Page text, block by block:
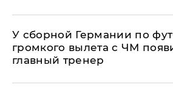
У сборной Германии по
громкого вылета с ЧМ
главный тренер